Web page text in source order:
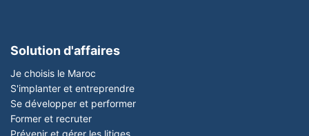
Solution d'affaires
Je choisis le Maroc
S'implanter et entreprendre
Se développer et performer
Former et recruter
Prévenir et gérer les litiges